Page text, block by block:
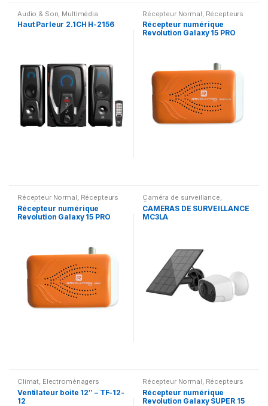
Audio & Son Multimédia
Speaker
Haut Parleur 2.1CH H-2156
Récepteur Normal Récepteurs
numériques
Récepteur numérique
Revolution Galaxy 15 PRO
Récepteur Normal, Récepteurs
numériques
Récepteur numérique
Revolution Galaxy 15 PRO
Caméra de surveillance,
Gadgets
CAMÉRAS DE SURVEILLANCE
MC3LA
Climat, Electroménagers
Ventilateur boite 12″ – TF-12-
12
Récepteur Normal, Récepteurs
numériques
Récepteur numérique
Revolution Galaxy SUPER 15